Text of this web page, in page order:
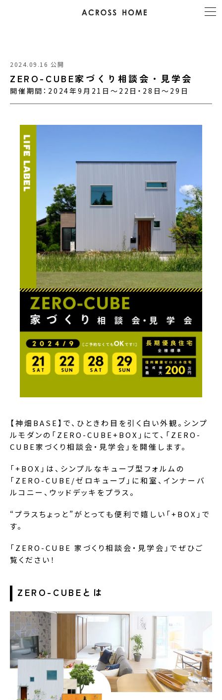
2024.09.16 公開
ZERO-CUBE家づくり相談会・見学会
開催期間：2024年9月21日～22日・28日～29日
【神畑BASE】で、ひときわ目を引く白い外観。シンプ
ルモダンの「ZERO-CUBE+BOX」にて、「ZERO-
CUBE家づくり相談会・見学会」を開催します。
「+BOX」は、シンプルなキューブ型フォルムの
「ZERO-CUBE/ゼロキューブ」に和室、インナーバ
ルコニー、ウッドデッキをプラス。
“プラスちょっと”がとっても便利で嬉しい「+BOX」で
す。
「ZERO-CUBE 家づくり相談会・見学会」でぜひご
覧ください！
ZERO-CUBEとは